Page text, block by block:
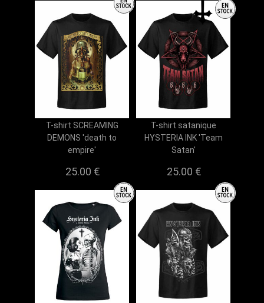
T-shirt SCREAMING
DEMONS 'death to
empire'
25.00 €
T-shirt satanique
HYSTERIA INK 'Team
Satan'
25.00 €